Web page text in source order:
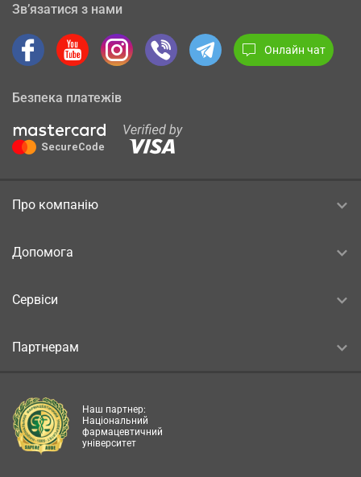
Зв’язатися з нами
Онлайн чат
Безпека платежів
Про компанію
Допомога
Сервіси
Партнерам
Наш партнер:
Національний
фармацевтичний
університет